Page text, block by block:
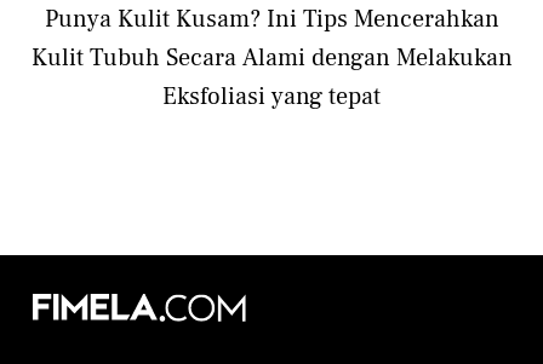
Punya Kulit Kusam? Ini Tips Mencerahkan
Kulit Tubuh Secara Alami dengan Melakukan
Eksfoliasi yang tepat